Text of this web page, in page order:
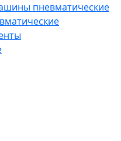
пневматические